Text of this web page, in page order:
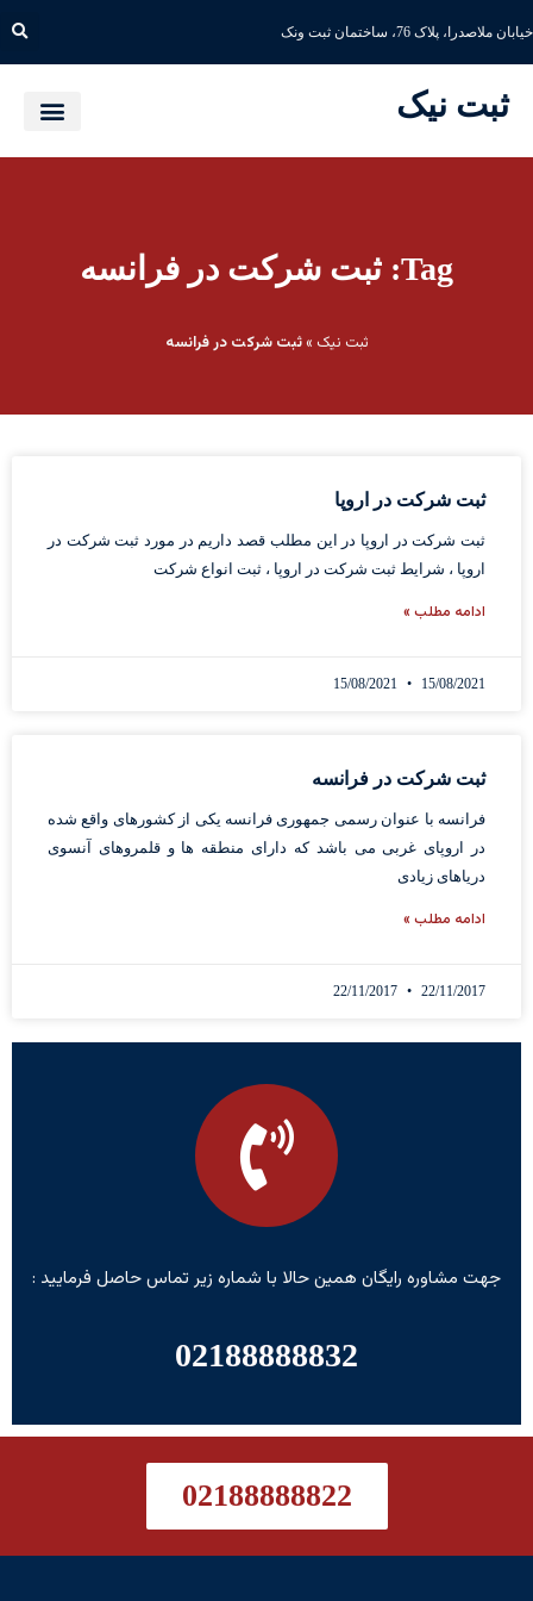
خیابان ملاصدرا، پلاک 76، ساختمان ثبت ونک
ثبت نیک
Tag: ثبت شرکت در فرانسه
ثبت نیک »ثبت شرکت در فرانسه
ثبت شرکت در اروپا
ثبت شرکت در اروپا در این مطلب قصد داریم در مورد ثبت شرکت در
اروپا ، شرایط ثبت شرکت در اروپا ، ثبت انواع شرکت
ادامه مطلب »
15/08/2021
ثبت شرکت در فرانسه
فرانسه با عنوان رسمی جمهوری فرانسه یکی از کشورهای واقع شده
در اروپای غربی می باشد که دارای منطقه ها و قلمروهای آنسوی
دریاهای زیادی
ادامه مطلب »
22/11/2017
جهت مشاوره رایگان همین حالا با شماره زیر تماس حاصل فرمایید :
02188888832
02188888822